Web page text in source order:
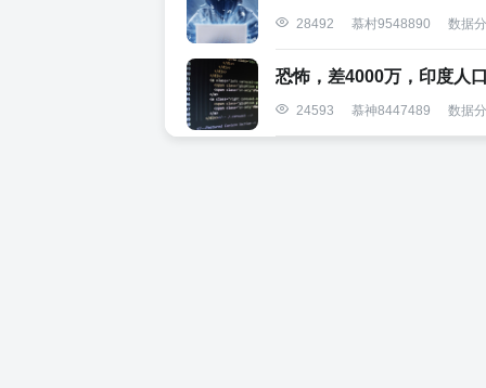
28492 慕村9548890 数据
恐怖，差4000万，印度人
24593 慕神8447489 数据